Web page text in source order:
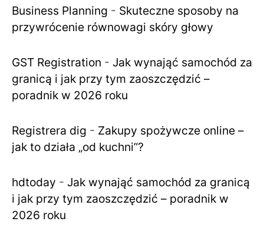
Business Planning - Skuteczne sposoby na
przywrócenie równowagi skóry głowy
GST Registration - Jak wynająć samochód za
granicą i jak przy tym zaoszczędzić –
poradnik w 2026 roku
Registrera dig - Zakupy spożywcze online –
jak to działa „od kuchni”?
hdtoday - Jak wynająć samochód za granicą
i jak przy tym zaoszczędzić – poradnik w
2026 roku